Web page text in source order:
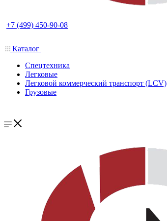
+7 (499) 450-90-08
Каталог
Спецтехника
Легковые
Легковой коммерческий транспорт (LCV)
Грузовые